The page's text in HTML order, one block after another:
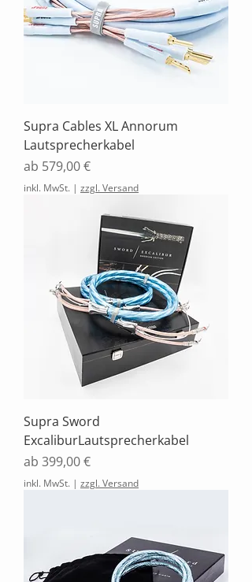
Supra Cables XL Annorum
Lautsprecherkabel
ab 579,00 €
Sale-Preis
inkl. MwSt. | zzgl. Versand
Supra Sword
ExcaliburLautsprecherkabel
ab 399,00 €
Sale-Preis
inkl. MwSt. | zzgl. Versand